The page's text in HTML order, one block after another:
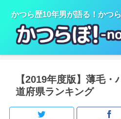
かつら歴10年男が語る！かつ
【2019年度版】薄毛
道府県ランキング